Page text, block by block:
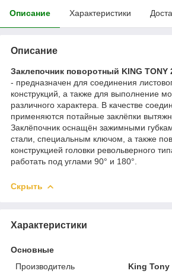
Описание Характеристики
Описание
Заклепочник поворотный KING TONY
- предназначен для соединения
конструкций, а также для выполнение
различного характера. В качестве
применяются потайные заклёпки
Заклёпочник оснащён зажимными
стали, специальным ключом, а также
конструкцией головки револьверного
работать под углами 90° и 180°.
Скрыть
Характеристики
Основные
Производитель
King Tony